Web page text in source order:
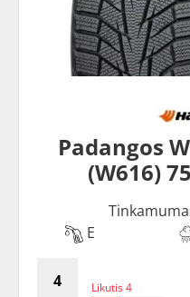
Padangos
(W616)
E
Likutis 4